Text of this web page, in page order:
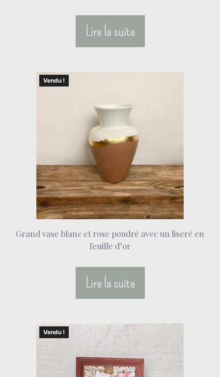
Lire la suite
Vendu !
Grand vase blanc et rose poudré avec un liseré en
feuille d’or
Lire la suite
Vendu !